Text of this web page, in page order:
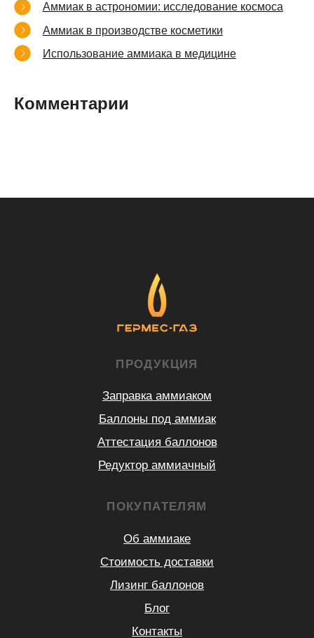
Аммиак в астрономии: исследование космоса
Аммиак в производстве косметики
Использование аммиака в медицине
Комментарии